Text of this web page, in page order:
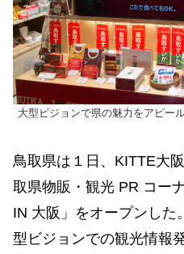
大型ビジョンで県の魅力をアピー
鳥取県は１日、KITTE大
取県物販・観光 PR コー
IN 大阪」をオープンした
型ビジョンでの観光情報